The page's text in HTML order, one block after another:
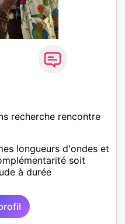
recherche rencontre
longueurs d'ondes et
soit
à durée